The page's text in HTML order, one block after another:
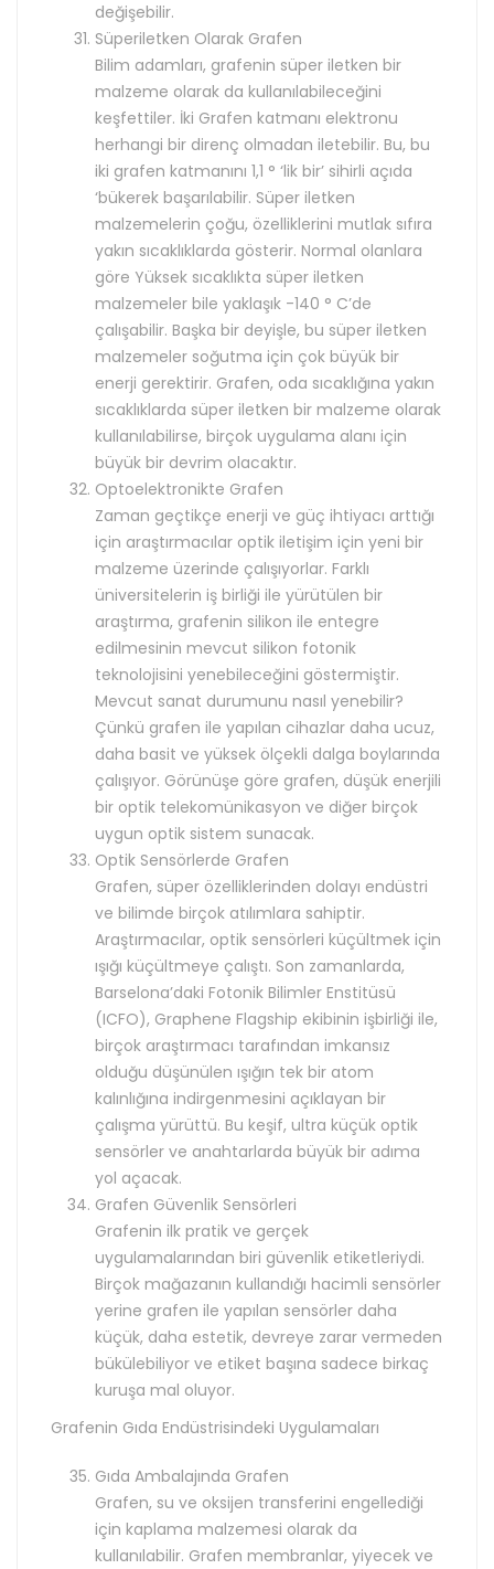
değişebilir.
Süperiletken Olarak Grafen
Bilim adamları, grafenin süper iletken bir
malzeme olarak da kullanılabileceğini
keşfettiler. İki Grafen katmanı elektronu
herhangi bir direnç olmadan iletebilir. Bu, bu
iki grafen katmanını 1,1 ° ‘lik bir’ sihirli açıda
‘bükerek başarılabilir. Süper iletken
malzemelerin çoğu, özelliklerini mutlak sıfıra
yakın sıcaklıklarda gösterir. Normal olanlara
göre Yüksek sıcaklıkta süper iletken
malzemeler bile yaklaşık -140 ° C’de
çalışabilir. Başka bir deyişle, bu süper iletken
malzemeler soğutma için çok büyük bir
enerji gerektirir. Grafen, oda sıcaklığına yakın
sıcaklıklarda süper iletken bir malzeme olarak
kullanılabilirse, birçok uygulama alanı için
büyük bir devrim olacaktır.
Optoelektronikte Grafen
Zaman geçtikçe enerji ve güç ihtiyacı arttığı
için araştırmacılar optik iletişim için yeni bir
malzeme üzerinde çalışıyorlar. Farklı
üniversitelerin iş birliği ile yürütülen bir
araştırma, grafenin silikon ile entegre
edilmesinin mevcut silikon fotonik
teknolojisini yenebileceğini göstermiştir.
Mevcut sanat durumunu nasıl yenebilir?
Çünkü grafen ile yapılan cihazlar daha ucuz,
daha basit ve yüksek ölçekli dalga boylarında
çalışıyor. Görünüşe göre grafen, düşük enerjili
bir optik telekomünikasyon ve diğer birçok
uygun optik sistem sunacak.
Optik Sensörlerde Grafen
Grafen, süper özelliklerinden dolayı endüstri
ve bilimde birçok atılımlara sahiptir.
Araştırmacılar, optik sensörleri küçültmek için
ışığı küçültmeye çalıştı. Son zamanlarda,
Barselona’daki Fotonik Bilimler Enstitüsü
(ICFO), Graphene Flagship ekibinin işbirliği ile,
birçok araştırmacı tarafından imkansız
olduğu düşünülen ışığın tek bir atom
kalınlığına indirgenmesini açıklayan bir
çalışma yürüttü. Bu keşif, ultra küçük optik
sensörler ve anahtarlarda büyük bir adıma
yol açacak.
Grafen Güvenlik Sensörleri
Grafenin ilk pratik ve gerçek
uygulamalarından biri güvenlik etiketleriydi.
Birçok mağazanın kullandığı hacimli sensörler
yerine grafen ile yapılan sensörler daha
küçük, daha estetik, devreye zarar vermeden
bükülebiliyor ve etiket başına sadece birkaç
kuruşa mal oluyor.
Grafenin Gıda Endüstrisindeki Uygulamaları
Gıda Ambalajında Grafen
Grafen, su ve oksijen transferini engellediği
için kaplama malzemesi olarak da
kullanılabilir. Grafen membranlar, yiyecek ve